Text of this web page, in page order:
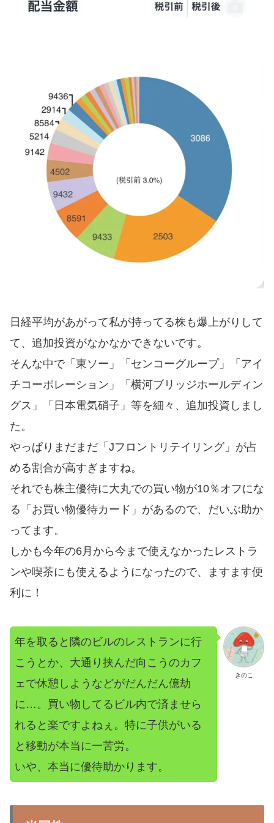
日経平均があがって私が持ってる株も爆上がりして
て、追加投資がなかなかできないです。
そんな中で「東ソー」「センコーグループ」「アイ
チコーポレーション」「横河ブリッジホールディン
グス」「日本電気硝子」等を細々、追加投資しまし
た。
やっぱりまだまだ「Jフロントリテイリング」が占
める割合が高すぎますね。
それでも株主優待に大丸での買い物が10％オフにな
る「お買い物優待カード」があるので、だいぶ助か
ってます。
しかも今年の6月から今まで使えなかったレストラ
ンや喫茶にも使えるようになったので、ますます便
利に！
きのこ
年を取ると隣のビルのレストランに行
こうとか、大通り挟んだ向こうのカフ
ェで休憩しようなどがだんだん億劫
に…。買い物してるビル内で済ませら
れると楽ですよねぇ。特に子供がいる
と移動が本当に一苦労。
いや、本当に優待助かります。